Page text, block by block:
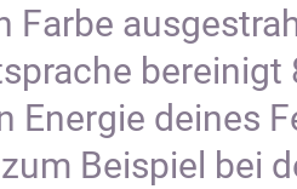
Farbe
bereinigt
Energie deines
Beispiel bei